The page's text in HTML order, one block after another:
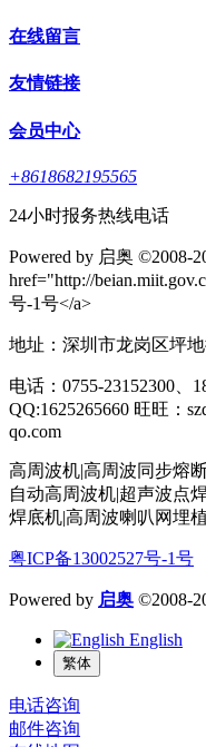
在线留言
友情链接
会员中心
+8618682195565
24小时报务热线电话
Powered by 启奥 ©2008-
href="http://
号-1号</a>
地址：深圳市龙岗区坪
电话：0755-23152300、
QQ:1625265660 旺旺：
qo.com
高周波机|高周波同步熔
自动高周波机|超声波点
焊底机|高周波喇叭网埋
粤ICP备13002527号-1号
Powered by 启奥 ©2008-
English
繁体
电话咨询
邮件咨询